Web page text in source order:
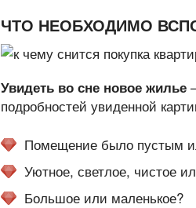
ЧТО НЕОБХОДИМО
Увидеть во сне новое жилье
подробностей увиденной
Помещение было пустым
Уютное, светлое, чистое
Большое или маленькое?